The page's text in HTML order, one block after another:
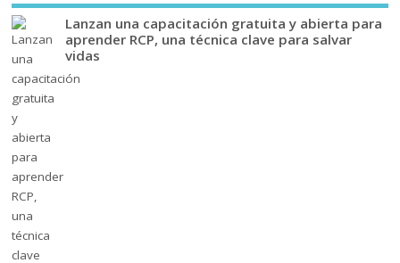
Lanzan una capacitación gratuita y abierta para
aprender RCP, una técnica clave para salvar
vidas